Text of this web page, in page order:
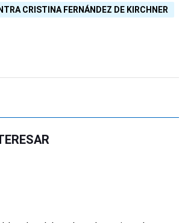
CRISTINA FERNÁNDEZ DE KIRCHNER